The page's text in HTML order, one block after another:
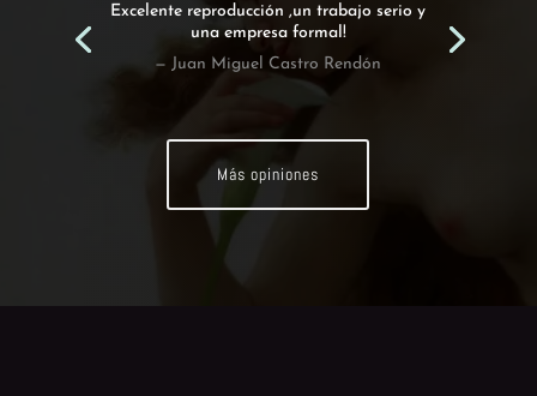
Excelente reproducción ,un trabajo serio y
una empresa formal!
— Juan Miguel Castro Rendón
Más opiniones